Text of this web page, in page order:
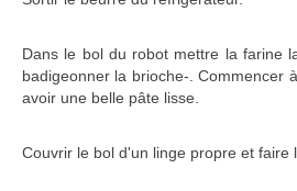
Dans le bol du robot mettre la farine
badigeonner la brioche-. Commencer
avoir une belle pâte lisse.
Couvrir le bol d'un linge propre et